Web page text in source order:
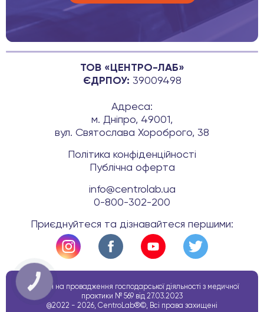
ТОВ «ЦЕНТРО-ЛАБ»
ЄДРПОУ: 39009498
Адреса:
м. Дніпро, 49001,
вул. Святослава Хороброго, 38
Політика конфіденційності
Публічна оферта
info@centrolab.ua
0-800-302-200
Приєднуйтеся та дізнавайтеся першими:
Ліцензія на провадження господарської діяльності з медичної
практики № 569 від 27.03.2023
@2022 - 2026, CentroLab®©, Всі права захищені
КНОПКА
ЗВ'ЯЗКУ